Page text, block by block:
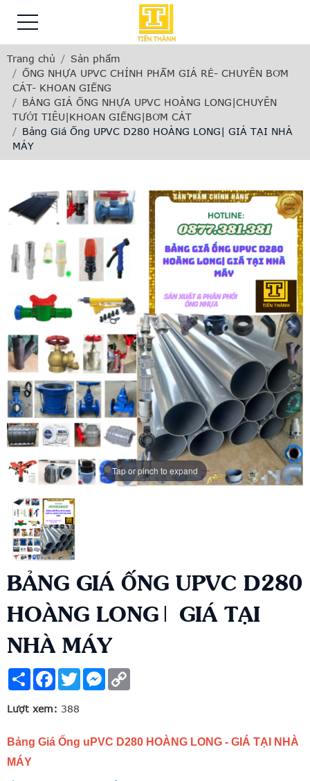
Trang chủ
Sản phẩm
ỐNG NHỰA UPVC CHÍNH PHẨM GIÁ RẺ- CHUYÊN BƠM
CÁT- KHOAN GIẾNG
BẢNG GIÁ ỐNG NHỰA UPVC HOÀNG LONG|CHUYÊN
TƯỚI TIÊU|KHOAN GIẾNG|BƠM CÁT
Bảng Giá Ống UPVC D280 HOÀNG LONG| GIÁ TẠI NHÀ
MÁY
Tap or pinch to expand
BẢNG GIÁ ỐNG UPVC D280
HOÀNG LONG| GIÁ TẠI
NHÀ MÁY
ShareFacebook
TwitterMessenger
Lượt xem: 388
Bảng Giá Ống uPVC D280 HOÀNG LONG - GIÁ TẠI NHÀ
MÁY